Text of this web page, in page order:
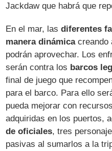
Jackdaw que habrá que
En el mar, lasdiferentes
manera dinámicacreando
podrán aprovechar. Los
serán contra los barcos
final de juego que
para el barco. Para ello
pueda mejorar con
adquiridas en los puertos,
de oficiales, tres
pasivas al sumarlos a la